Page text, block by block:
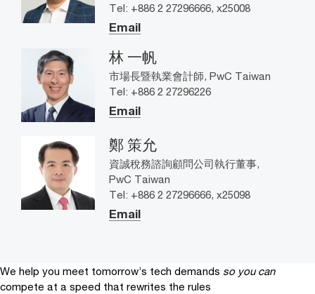
Tel: +886 2 27296666, x25008
Email
林 一帆
市場長暨執業會計師, PwC Taiwan
Tel: +886 2 27296226
Email
鄭 策允
資誠稅務諮詢顧問公司執行董事,
PwC Taiwan
Tel: +886 2 27296666, x25098
Email
We help you meet tomorrow’s tech demands so you can
compete at a speed that rewrites the rules